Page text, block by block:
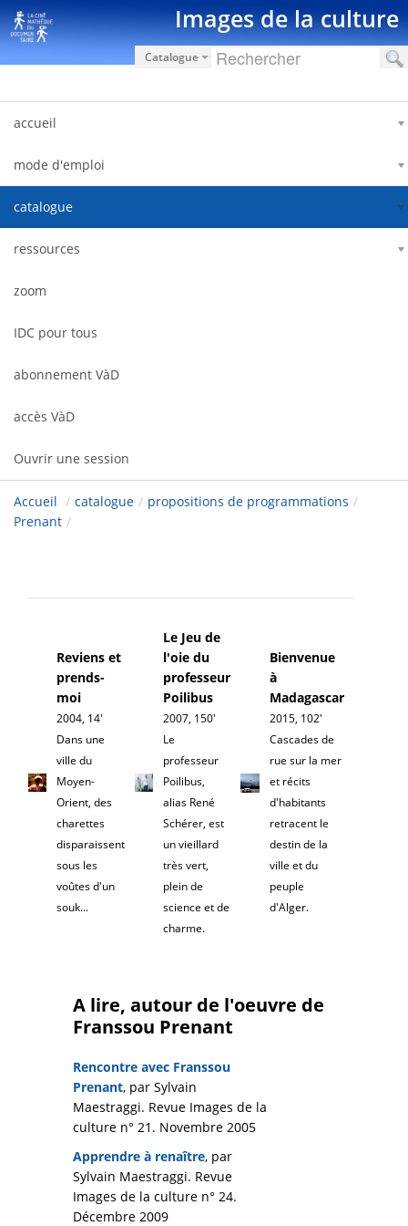
Saut au contenu Images de la culture
Catalogue
accueil
mode d'emploi
catalogue
ressources
zoom
IDC pour tous
abonnement VàD
accès VàD
Ouvrir une session
Accueil / catalogue / propositions de programmations /
Prenant /
Reviens et
prends-
moi
2004, 14'
Dans une
ville du
Moyen-
Orient, des
charettes
disparaissent
sous les
voûtes d'un
souk...
Le Jeu de
l'oie du
professeur
Poilibus
2007, 150'
Le
professeur
Poilibus,
alias René
Schérer, est
un vieillard
très vert,
plein de
science et de
charme.
Bienvenue
à
Madagascar
2015, 102'
Cascades de
rue sur la mer
et récits
d'habitants
retracent le
destin de la
ville et du
peuple
d'Alger.
A lire, autour de l'oeuvre de
Franssou Prenant
Rencontre avec Franssou
Prenant, par Sylvain
Maestraggi. Revue Images de la
culture n° 21. Novembre 2005
Apprendre à renaître, par
Sylvain Maestraggi. Revue
Images de la culture n° 24.
Décembre 2009